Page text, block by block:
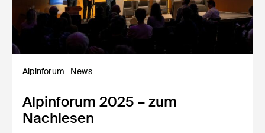
Alpinforum News
Alpinforum 2025 – zum
Nachlesen